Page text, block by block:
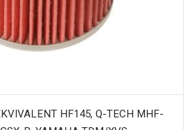
HF145, Q-TECH MHF-